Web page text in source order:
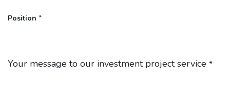
Position *
Your message to our investment project service *